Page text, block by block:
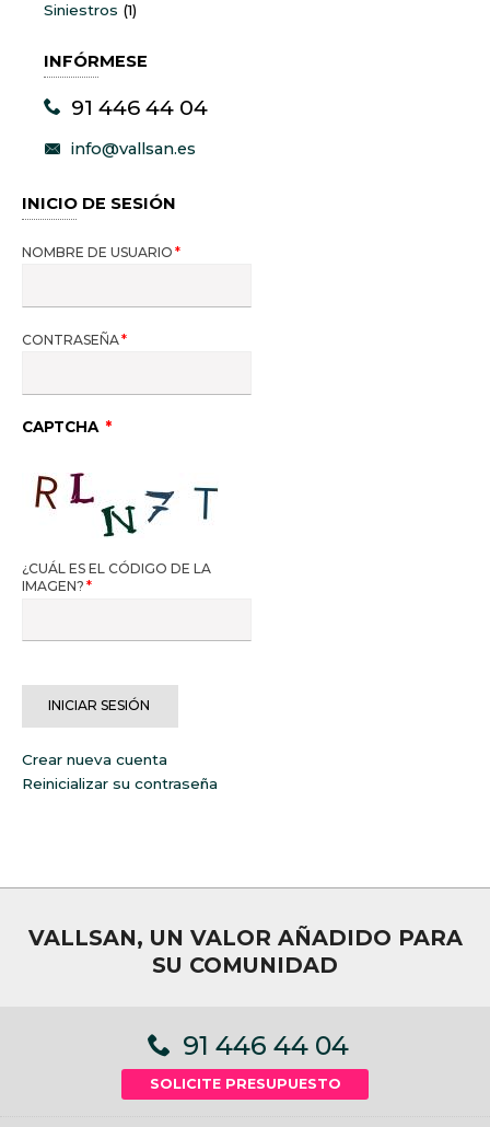
Siniestros (1)
INFÓRMESE
91 446 44 04
info@vallsan.es
INICIO DE SESIÓN
NOMBRE DE USUARIO
CONTRASEÑA
CAPTCHA
¿CUÁL ES EL CÓDIGO DE LA
IMAGEN?
caracteres mostrados
en la imagen.
Crear nueva cuenta
Reinicializar su contraseña
VALLSAN, UN VALOR AÑADIDO PARA
SU COMUNIDAD
91 446 44 04
SOLICITE PRESUPUESTO